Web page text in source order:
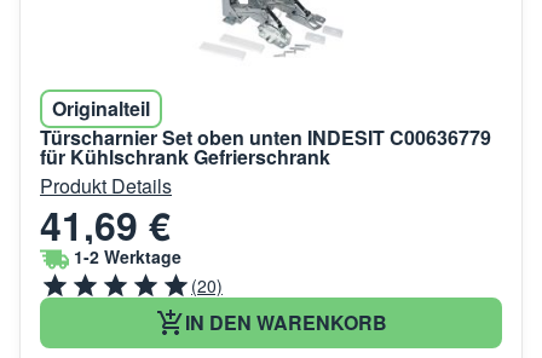
Originalteil
Türscharnier Set oben unten INDESIT C00636779
für Kühlschrank Gefrierschrank
Produkt Details
41,69 €
1-2 Werktage
(20)
IN DEN WARENKORB